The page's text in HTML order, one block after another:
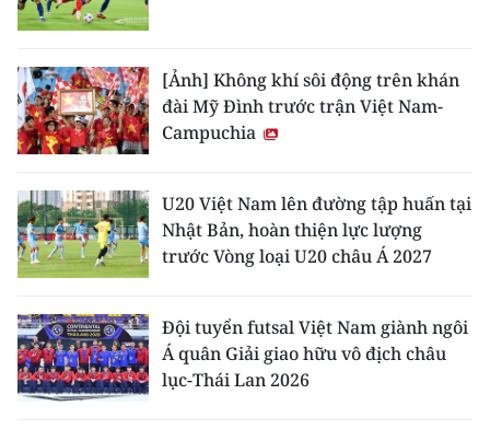
[Ảnh] Không khí sôi động trên khán
đài Mỹ Đình trước trận Việt Nam-
Campuchia
U20 Việt Nam lên đường tập huấn tại
Nhật Bản, hoàn thiện lực lượng
trước Vòng loại U20 châu Á 2027
Đội tuyển futsal Việt Nam giành ngôi
Á quân Giải giao hữu vô địch châu
lục-Thái Lan 2026